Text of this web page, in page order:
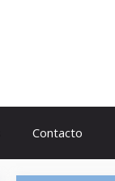
Contacto